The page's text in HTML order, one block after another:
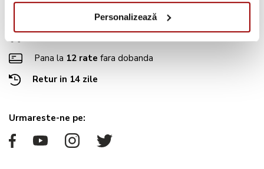
Personalizează
profesionala
Pana la 12 rate fara dobanda
Retur in 14 zile
Urmareste-ne pe: